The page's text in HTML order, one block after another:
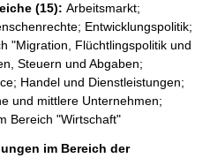
(15): Arbeitsmarkt;
Entwicklungspolitik;
"Migration, Flüchtlingspolitik und
Steuern und Abgaben;
Handel und Dienstleistungen;
und mittlere Unternehmen;
Bereich "Wirtschaft"
im Bereich der